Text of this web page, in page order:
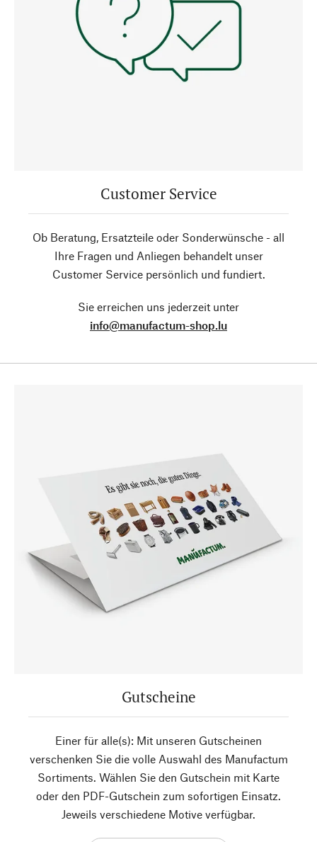
Customer Service
Ob Beratung, Ersatzteile oder Sonderwünsche - all
Ihre Fragen und Anliegen behandelt unser
Customer Service persönlich und fundiert.
Sie erreichen uns jederzeit unter
info@manufactum-shop.lu
Gutscheine
Einer für alle(s): Mit unseren Gutscheinen
verschenken Sie die volle Auswahl des Manufactum
Sortiments. Wählen Sie den Gutschein mit Karte
oder den PDF-Gutschein zum sofortigen Einsatz.
Jeweils verschiedene Motive verfügbar.